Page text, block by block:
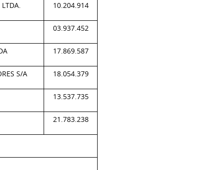
10.204.914
03.937.452
17.869.587
S/A 18.054.379
13.537.735
21.783.238